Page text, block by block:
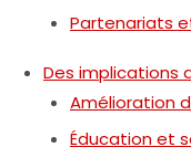
Partenariats
Des implications
Amélioration
Éducation et